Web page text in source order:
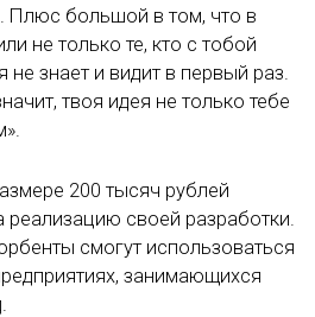
Плюс большой в том, что в
не только те, кто с тобой
не знает и видит в первый раз.
твоя идея не только тебе
200 тысяч рублей
реализацию своей разработки.
смогут использоваться
занимающихся